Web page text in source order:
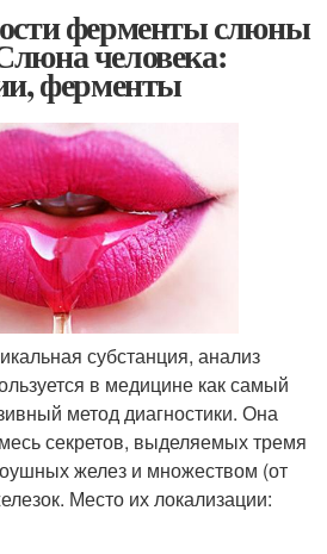
ферменты слюны
человека:
ферменты
субстанция, анализ
в медицине как самый
метод диагностики. Она
секретов, выделяемых тремя
желез и множеством (от
Место их локализации: